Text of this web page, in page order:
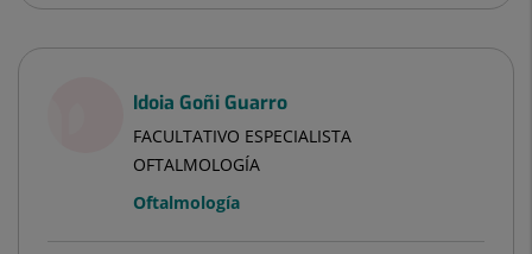
Idoia Goñi Guarro
FACULTATIVO ESPECIALISTA
OFTALMOLOGÍA
Oftalmología